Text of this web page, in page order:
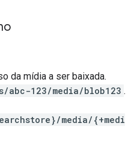
da mídia a ser baixada.
abc-123/media/blob123 .
media/{+medi